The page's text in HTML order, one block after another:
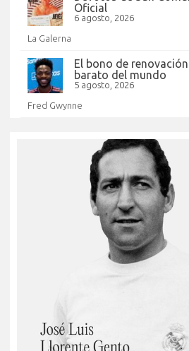
Oficial
6 agosto, 2026
La Galerna
El bono de
barato del mundo
5 agosto, 2026
Fred Gwynne